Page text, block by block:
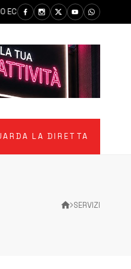
COPPA ITALIA: IL 30 AGOSTO
LA DIRETTA
SERVIZI